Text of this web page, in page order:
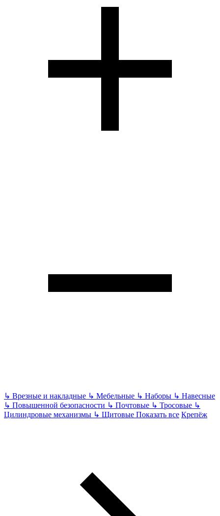
↳ Врезные и накладные ↳ Мебельные ↳ Наборы ↳ Навесные
↳ Повышенной безопасности ↳ Почтовые ↳ Тросовые ↳
Цилиндровые механизмы ↳ Щитовые Показать все Крепёж